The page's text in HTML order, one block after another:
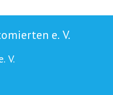
e. V.
V.